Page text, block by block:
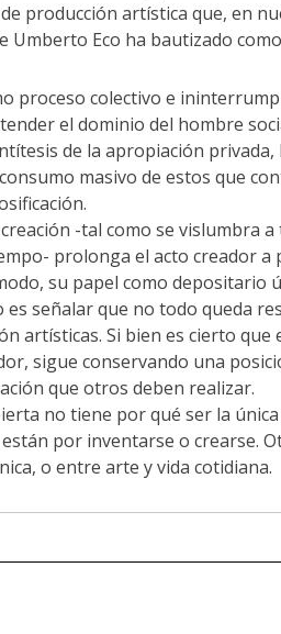
producción artística que, en
Umberto Eco ha bautizado
proceso colectivo e
el dominio del hombre
de la apropiación
masivo de estos que
-tal como se vislumbra
prolonga el acto creador a
su papel como depositario
es señalar que no todo queda
artísticas. Si bien es cierto
sigue conservando una
que otros deben realizar.
no tiene por qué ser la
por inventarse o crearse.
o entre arte y vida cotidiana.